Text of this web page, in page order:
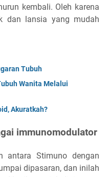
kembali. Oleh karena
dan lansia yang mudah
Tubuh
Wanita Melalui
Akuratkah?
immunomodulator
antara Stimuno dengan
dipasaran, dan inilah